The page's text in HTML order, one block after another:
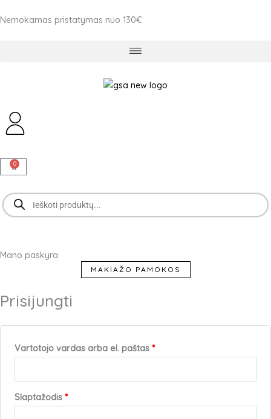
prie
Nemokamas pristatymas nuo 130€
0
Cart
Products
search
Mano paskyra
MAKIAŽO PAMOKOS
Prisijungti
Vartotojo vardas arba el. paštas *
Slaptažodis *
Privalomas